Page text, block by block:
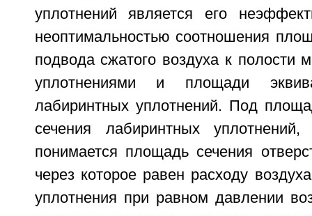
уплотнений является его
неоптимальностью соотношения
подвода сжатого воздуха к полости
уплотнениями и площади
лабиринтных уплотнений. Под
сечения лабиринтных
понимается площадь сечения
через которое равен расходу
уплотнения при равном давлении